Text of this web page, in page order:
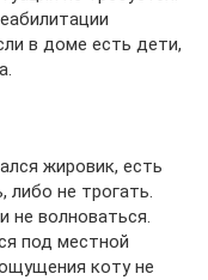
в доме есть дети,
жировик, есть
либо не трогать.
не волноваться.
под местной
коту не